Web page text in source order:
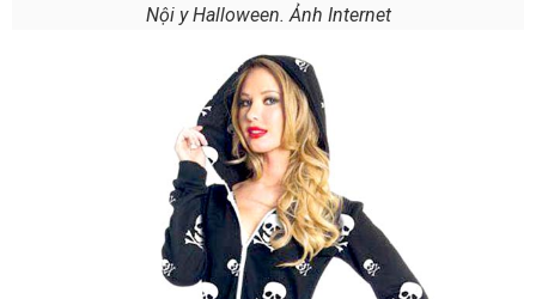
Nội y Halloween. Ảnh Internet